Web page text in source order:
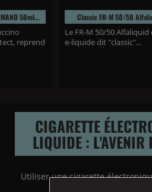
50ml...
reprend
Classic FR-M 50/50
Le FR-M 50/50 Alfaliquid
e-liquide dit "classic"...
CIGARETTE
LIQUIDE : L'AVENIR
Utiliser une cigarette